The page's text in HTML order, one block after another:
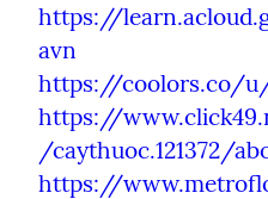
https://
avn
https://coolors.co/
https://
/caythuoc.121372/
https://